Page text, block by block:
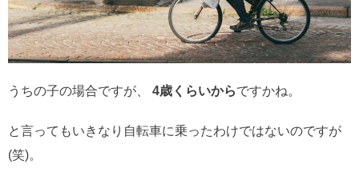
うちの子の場合ですが、 4歳くらいからですかね。
と言ってもいきなり自転車に乗ったわけではないのですが
(笑)。